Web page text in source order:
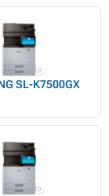
SL-K7500GX